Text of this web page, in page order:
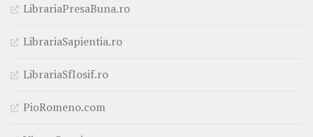
LibrariaPresaBuna.ro
LibrariaSapientia.ro
LibrariaSfIosif.ro
PioRomeno.com